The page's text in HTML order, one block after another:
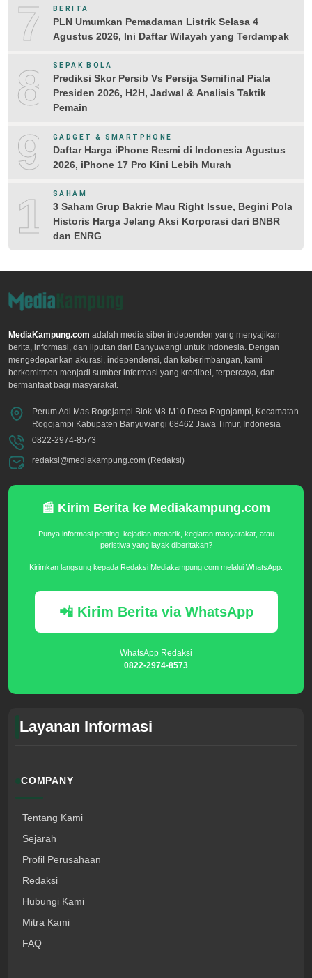
7 BERITA
PLN Umumkan Pemadaman Listrik Selasa 4
Agustus 2026, Ini Daftar Wilayah yang Terdampak
8 SEPAK BOLA
Prediksi Skor Persib Vs Persija Semifinal Piala
Presiden 2026, H2H, Jadwal & Analisis Taktik
Pemain
9 GADGET & SMARTPHONE
Daftar Harga iPhone Resmi di Indonesia Agustus
2026, iPhone 17 Pro Kini Lebih Murah
10
SAHAM
3 Saham Grup Bakrie Mau Right Issue, Begini Pola
Historis Harga Jelang Aksi Korporasi dari BNBR
dan ENRG
MediaKampung.com adalah media siber independen yang menyajikan
berita, informasi, dan liputan dari Banyuwangi untuk Indonesia. Dengan
mengedepankan akurasi, independensi, dan keberimbangan, kami
berkomitmen menjadi sumber informasi yang kredibel, terpercaya, dan
bermanfaat bagi masyarakat.
Perum Adi Mas Rogojampi Blok M8-M10 Desa Rogojampi, Kecamatan
Rogojampi Kabupaten Banyuwangi 68462 Jawa Timur, Indonesia
0822-2974-8573
redaksi@mediakampung.com (Redaksi)
📰 Kirim Berita ke Mediakampung.com
Punya informasi penting, kejadian menarik, kegiatan masyarakat, atau
peristiwa yang layak diberitakan?
Kirimkan langsung kepada Redaksi Mediakampung.com melalui WhatsApp.
📲 Kirim Berita via WhatsApp
WhatsApp Redaksi
0822-2974-8573
Layanan Informasi
COMPANY
Tentang Kami
Sejarah
Profil Perusahaan
Redaksi
Hubungi Kami
Mitra Kami
FAQ